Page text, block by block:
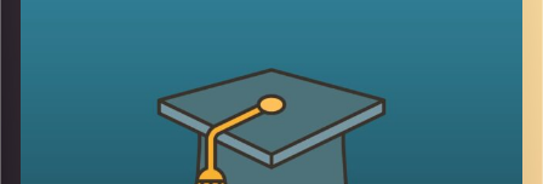
AudioVersity